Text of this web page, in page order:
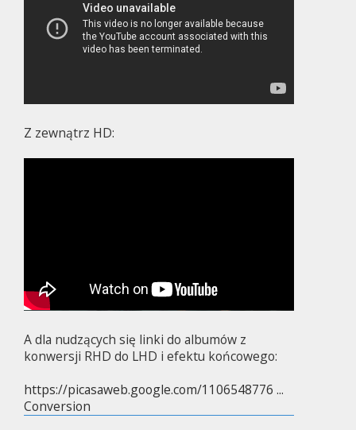
Z zewnątrz HD:
A dla nudzących się linki do albumów z
konwersji RHD do LHD i efektu końcowego:
https://picasaweb.google.com/1106548776 ...
Conversion